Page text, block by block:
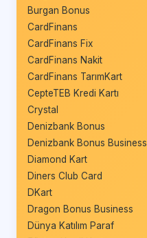
Burgan Bonus
CardFinans
CardFinans Fix
CardFinans Nakit
CardFinans TarımKart
CepteTEB Kredi Kartı
Crystal
Denizbank Bonus
Denizbank Bonus Business
Diamond Kart
Diners Club Card
DKart
Dragon Bonus Business
Dünya Katılım Paraf